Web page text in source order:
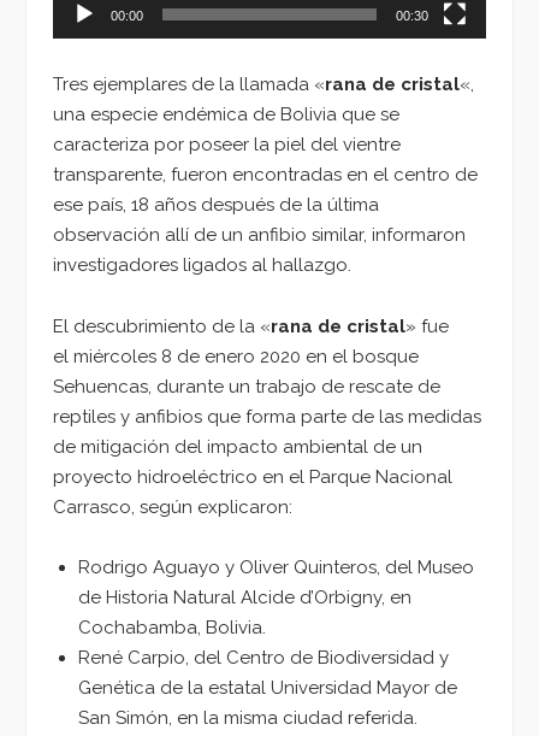
00:00 00:30
Tres ejemplares de la llamada «rana de cristal«,
una especie endémica de Bolivia que se
caracteriza por poseer la piel del vientre
transparente, fueron encontradas en el centro de
ese país, 18 años después de la última
observación allí de un anfibio similar, informaron
investigadores ligados al hallazgo.
El descubrimiento de la «rana de cristal» fue
el miércoles 8 de enero 2020 en el bosque
Sehuencas, durante un trabajo de rescate de
reptiles y anfibios que forma parte de las medidas
de mitigación del impacto ambiental de un
proyecto hidroeléctrico en el Parque Nacional
Carrasco, según explicaron:
Rodrigo Aguayo y Oliver Quinteros, del Museo
de Historia Natural Alcide d’Orbigny, en
Cochabamba, Bolivia.
René Carpio, del Centro de Biodiversidad y
Genética de la estatal Universidad Mayor de
San Simón, en la misma ciudad referida.